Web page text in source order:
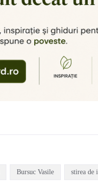
Bursuc Vasile stirea de